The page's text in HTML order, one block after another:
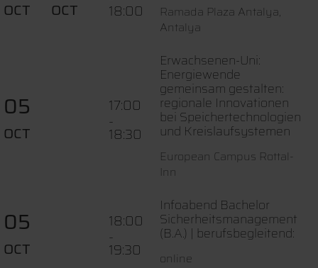
OCT OCT 18:00
Ramada Plaza Antalya,
Antalya
05
OCT
17:00
-
18:30
Erwachsenen-Uni:
Energiewende
gemeinsam gestalten:
regionale Innovationen
bei Speichertechnologien
und Kreislaufsystemen
European Campus Rottal-
Inn
05
OCT
18:00
-
19:30
Infoabend Bachelor
Sicherheitsmanagement
(B.A.) | berufsbegleitend:
online